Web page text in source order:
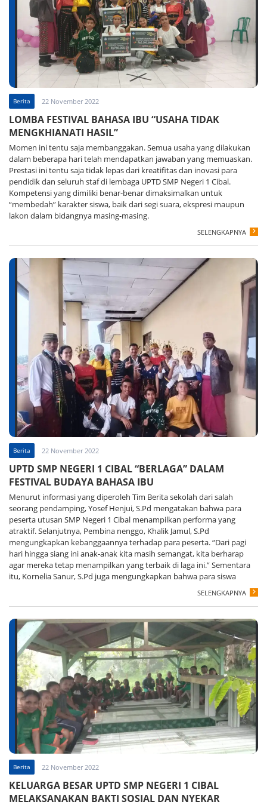
Berita 22 November 2022
LOMBA FESTIVAL BAHASA IBU “USAHA TIDAK
MENGKHIANATI HASIL”
Momen ini tentu saja membanggakan. Semua usaha yang dilakukan
dalam beberapa hari telah mendapatkan jawaban yang memuaskan.
Prestasi ini tentu saja tidak lepas dari kreatifitas dan inovasi para
pendidik dan seluruh staf di lembaga UPTD SMP Negeri 1 Cibal.
Kompetensi yang dimiliki benar-benar dimaksimalkan untuk
“membedah” karakter siswa, baik dari segi suara, ekspresi maupun
lakon dalam bidangnya masing-masing.
SELENGKAPNYA
Berita 22 November 2022
UPTD SMP NEGERI 1 CIBAL “BERLAGA” DALAM
FESTIVAL BUDAYA BAHASA IBU
Menurut informasi yang diperoleh Tim Berita sekolah dari salah
seorang pendamping, Yosef Henjui, S.Pd mengatakan bahwa para
peserta utusan SMP Negeri 1 Cibal menampilkan performa yang
atraktif. Selanjutnya, Pembina nenggo, Khalik Jamul, S.Pd
mengungkapkan kebanggaannya terhadap para peserta. “Dari pagi
hari hingga siang ini anak-anak kita masih semangat, kita berharap
agar mereka tetap menampilkan yang terbaik di laga ini.” Sementara
itu, Kornelia Sanur, S.Pd juga mengungkapkan bahwa para siswa
SELENGKAPNYA
Berita 22 November 2022
KELUARGA BESAR UPTD SMP NEGERI 1 CIBAL
MELAKSANAKAN BAKTI SOSIAL DAN NYEKAR